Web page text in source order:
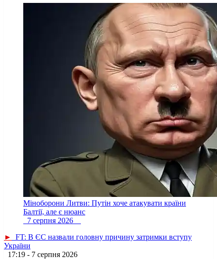
Міноборони Литви: Путін хоче атакувати країни
Балтії, але є нюанс
7 серпня 2026
►
FT: В ЄС назвали головну причину затримки вступу
України
17:19 - 7 серпня 2026